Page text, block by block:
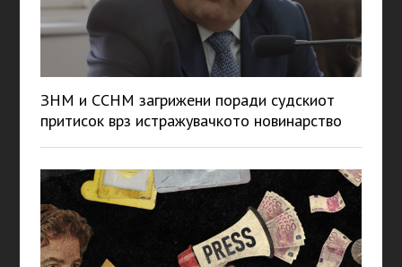
ЗНМ и ССНМ загрижени поради судскиот
притисок врз истражувачкото новинарство